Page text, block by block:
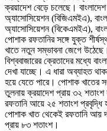
ক্রয়াদেশ বেড়ে চলেছে। বাংলাদেশ
অ্যাসোসিয়েশন (বিজিএমইএ),
অ্যাসোসিয়েশন (বিকেএমইএ),
পোশাক রফতানির সঙ্গে যুক্ত
খাতে নতুন সম্ভাবনা জেগে
বিশ্ববাজারের ক্রেতাদের মধ্যে
দেখা যাচ্ছে। এ ধারা অব্যাহত
হয়ে যেতে পারে। পোশাক খাতের
তুলনায় ক্রয়াদেশ প্রায় ৩২
রফতানি আয়ে ২৫ শতাংশ প্রবৃদ্ধি
পোশাক খাত থেকেই রফতানি আয়
প্রায় ৮৩ শতাংশ।